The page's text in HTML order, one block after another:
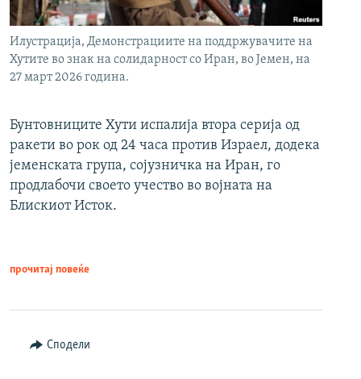
Илустрација, Демонстрациите на поддржувачите на
Хутите во знак на солидарност со Иран, во Јемен, на
27 март 2026 година.
Бунтовниците Хути испалија втора серија од
ракети во рок од 24 часа против Израел, додека
јеменската група, сојузничка на Иран, го
продлабочи своето учество во војната на
Блискиот Исток.
прочитај повеќе
Сподели